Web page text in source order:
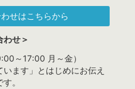
せはこちらから
わせ＞
～17:00 月～金）
います」とはじめにお伝え
。